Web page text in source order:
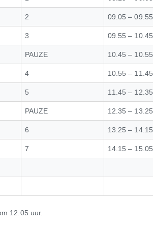
CONTACT
2 09.05 – 09.55
3 09.55 – 10.45
PAUZE 10.45 – 10.55
4 10.55 – 11.45
5 11.45 – 12.35
PAUZE 12.35 – 13.25
6 13.25 – 14.15
7 14.15 – 15.05
12.05 uur.